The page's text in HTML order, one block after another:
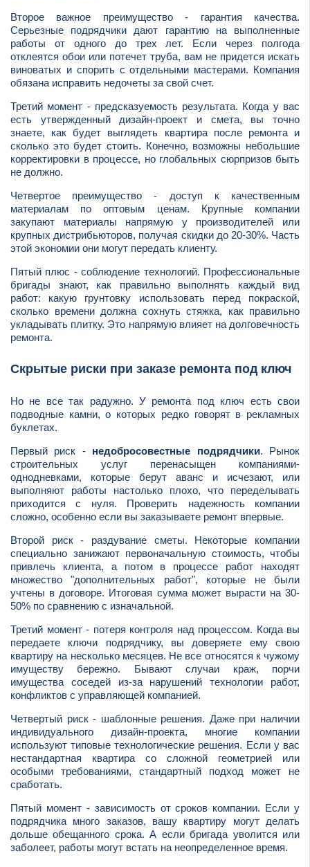
Второе важное преимущество - гарантия качества.
Серьезные подрядчики дают гарантию на выполненные
работы от одного до трех лет. Если через полгода
отклеятся обои или потечет труба, вам не придется искать
виноватых и спорить с отдельными мастерами. Компания
обязана исправить недочеты за свой счет.
Третий момент - предсказуемость результата. Когда у вас
есть утвержденный дизайн-проект и смета, вы точно
знаете, как будет выглядеть квартира после ремонта и
сколько это будет стоить. Конечно, возможны небольшие
корректировки в процессе, но глобальных сюрпризов быть
не должно.
Четвертое преимущество - доступ к качественным
материалам по оптовым ценам. Крупные компании
закупают материалы напрямую у производителей или
крупных дистрибьюторов, получая скидки до 20-30%. Часть
этой экономии они могут передать клиенту.
Пятый плюс - соблюдение технологий. Профессиональные
бригады знают, как правильно выполнять каждый вид
работ: какую грунтовку использовать перед покраской,
сколько времени должна сохнуть стяжка, как правильно
укладывать плитку. Это напрямую влияет на долговечность
ремонта.
Скрытые риски при заказе ремонта под ключ
Но не все так радужно. У ремонта под ключ есть свои
подводные камни, о которых редко говорят в рекламных
буклетах.
Первый риск - недобросовестные подрядчики. Рынок
строительных услуг перенасыщен компаниями-
однодневками, которые берут аванс и исчезают, или
выполняют работы настолько плохо, что переделывать
приходится с нуля. Проверить надежность компании
сложно, особенно если вы заказываете ремонт впервые.
Второй риск - раздувание сметы. Некоторые компании
специально занижают первоначальную стоимость, чтобы
привлечь клиента, а потом в процессе работ находят
множество "дополнительных работ", которые не были
учтены в договоре. Итоговая сумма может вырасти на 30-
50% по сравнению с изначальной.
Третий момент - потеря контроля над процессом. Когда вы
передаете ключи подрядчику, вы доверяете ему свою
квартиру на несколько месяцев. Не все относятся к чужому
имуществу бережно. Бывают случаи краж, порчи
имущества соседей из-за нарушений технологии работ,
конфликтов с управляющей компанией.
Четвертый риск - шаблонные решения. Даже при наличии
индивидуального дизайн-проекта, многие компании
используют типовые технологические решения. Если у вас
нестандартная квартира со сложной геометрией или
особыми требованиями, стандартный подход может не
сработать.
Пятый момент - зависимость от сроков компании. Если у
подрядчика много заказов, вашу квартиру могут делать
дольше обещанного срока. А если бригада уволится или
заболеет, работы могут встать на неопределенное время.